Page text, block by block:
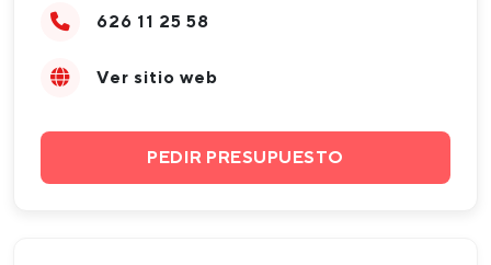
626 11 25 58
Ver sitio web
PEDIR PRESUPUESTO